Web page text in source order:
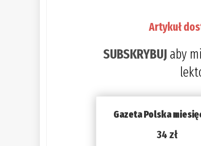
Artykuł
SUBSKRYBUJ aby
Gazeta Polska
34 zł